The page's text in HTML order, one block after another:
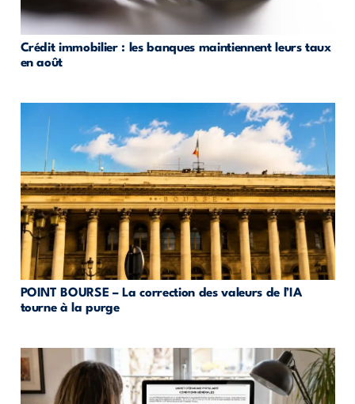
Crédit immobilier : les banques maintiennent leurs taux
en août
POINT BOURSE – La correction des valeurs de l’IA
tourne à la purge